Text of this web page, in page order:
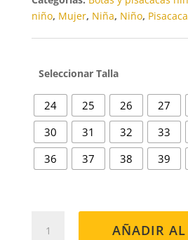
Talla
24 25 26 27
30
31 32 33
36
37 38 39
AÑADIR AL
niño, Mujer, Niña, Niño,